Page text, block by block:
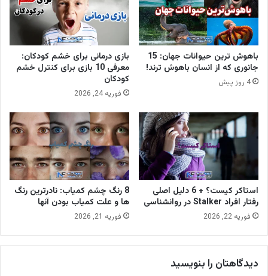
باهوش ترین حیوانات جهان: 15
جانوری که از انسان باهوش ترند!
4 روز پیش
بازی درمانی برای خشم کودکان:
معرفی 10 بازی برای کنترل خشم
کودکان
فوریه 24, 2026
استاکر کیست؟ + 6 دلیل اصلی
رفتار افراد Stalker در روانشناسی
فوریه 22, 2026
8 رنگ چشم کمیاب: نادرترین رنگ
ها و علت کمیاب بودن آنها
فوریه 21, 2026
دیدگاهتان را بنویسید